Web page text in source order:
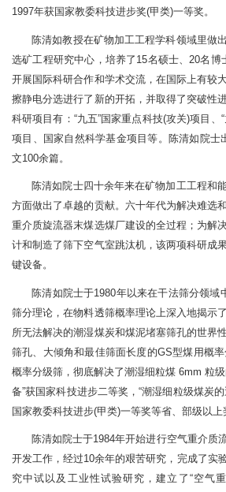
1997年获国家教委科技进步奖(甲类)一等奖。
陈清如教授在矿物加工工程学科领域里做
选矿工程研究中心，培养了15名硕士、20名博
开展国际科研合作和学术交流，在国际上有较
擦静电分选进行了新的开拓，并取得了突破性
科研项目有：“九五”国家重点科技(攻关)项目、
项目、国家自然科学基金项目等。陈清如院士
文100余篇。
陈清如院士四十余年来在矿物加工工程和
方面做出了卓越的贡献。六十年代为解决难选
重介质旋流器末煤选煤厂建设的全过程；为解
计和制造了筛下空气室跳汰机，该两项科研成
键设备。
陈清如院士于1980年以来在干法筛分领域
筛分理论，在物料透筛概率理论上深入地揭示
所无法解决的潮湿煤炭和煤泥堵塞筛孔的世界
筛孔、大倾角和最佳筛面长度的GS型煤用概
概率分级筛，彻底解决了潮湿细粒煤 6mm 粒
备”获国家科技进步二等奖，“潮湿细粒级煤炭
国家教委科技进步(甲类)一等奖等省、部级以上
陈清如院士于1984年开始进行空气重介质
开发工作，经过10余年的艰苦研究，完成了实
究中试以及工业性试验研究，建立了“空气